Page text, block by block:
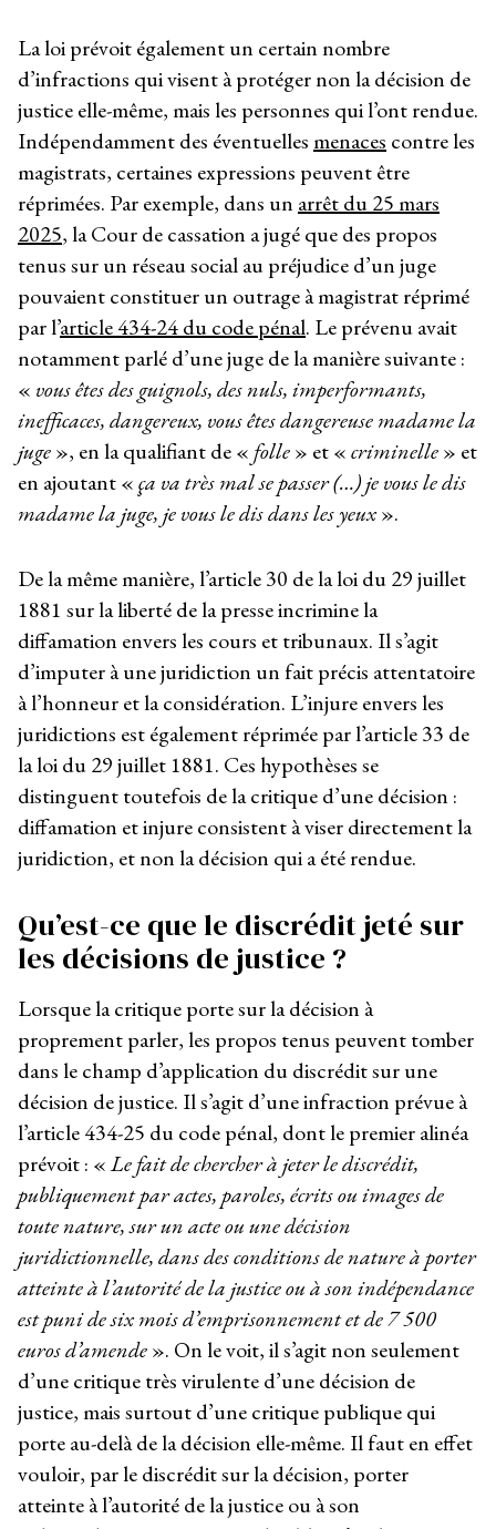
La loi prévoit également un certain nombre
d’infractions qui visent à protéger non la décision de
justice elle-même, mais les personnes qui l’ont rendue.
Indépendamment des éventuellesmenaces contre les
magistrats, certaines expressions peuvent être
réprimées. Par exemple, dans un arrêt du 25 mars
2025, la Cour de cassation a jugé que des propos
tenus sur un réseau social au préjudice d’un juge
pouvaient constituer un outrage à magistrat réprimé
par l’article 434-24 du code pénal. Le prévenu avait
notamment parlé d’une juge de la manière suivante :
« vous êtes des guignols, des nuls, imperformants,
inefficaces, dangereux, vous êtes dangereuse madame la
juge», en la qualifiant de « folle» et «criminelle» et
en ajoutant «ça va très mal se passer (…) je vous le dis
madame la juge, je vous le dis dans les yeux».
De la même manière, l’article 30 de la loi du 29 juillet
1881 sur la liberté de la presse incrimine la
diffamation envers les cours et tribunaux. Il s’agit
d’imputer à une juridiction un fait précis attentatoire
à l’honneur et la considération. L’injure envers les
juridictions est également réprimée par l’article 33 de
la loi du 29 juillet 1881. Ces hypothèses se
distinguent toutefois de la critique d’une décision :
diffamation et injure consistent à viser directement la
juridiction, et non la décision qui a été rendue.
Qu’est-ce que le discrédit jeté sur
les décisions de justice ?
Lorsque la critique porte sur la décision à
proprement parler, les propos tenus peuvent tomber
dans le champ d’application du discrédit sur une
décision de justice. Il s’agit d’une infraction prévue à
l’article 434-25 du code pénal, dont le premier alinéa
prévoit : «Le fait de chercher à jeter le discrédit,
publiquement par actes, paroles, écrits ou images de
toute nature, sur un acte ou une décision
juridictionnelle, dans des conditions de nature à porter
atteinte à l’autorité de la justice ou à son indépendance
est puni de six mois d’emprisonnement et de 7 500
euros d’amende». On le voit, il s’agit non seulement
d’une critique très virulente d’une décision de
justice, mais surtout d’une critique publique qui
porte au-delà de la décision elle-même. Il faut en effet
vouloir, par le discrédit sur la décision, porter
atteinte à l’autorité de la justice ou à son